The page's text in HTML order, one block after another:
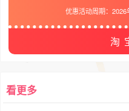
优惠活动周期：2026
淘
看更多